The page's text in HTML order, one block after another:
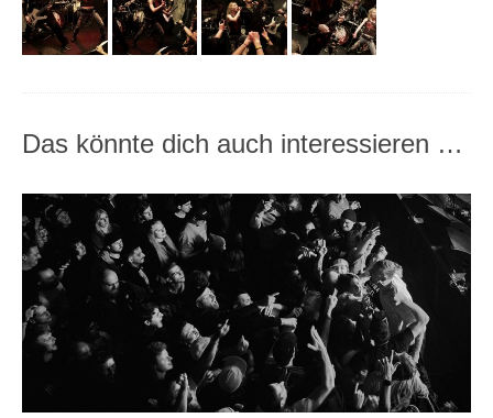
Das könnte dich auch interessieren …